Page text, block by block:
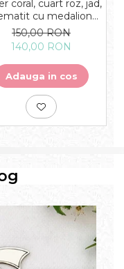
coral, cuart roz, jad,
cu medalion
argint cu frunze
- unicat
150,00 RON
140,00 RON
Adauga in cos